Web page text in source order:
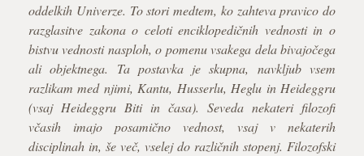
oddelkih Univerze. To stori medtem, ko zahteva pravico do
razglasitve zakona o celoti enciklopedičnih vednosti in o
bistvu vednosti nasploh, o pomenu vsakega dela bivajočega
ali objektnega. Ta postavka je skupna, navkljub vsem
razlikam med njimi, Kantu, Husserlu, Heglu in Heideggru
(vsaj Heideggru Biti in časa). Seveda nekateri filozofi
včasih imajo posamično vednost, vsaj v nekaterih
disciplinah in, še več, vselej do različnih stopenj. Filozofski